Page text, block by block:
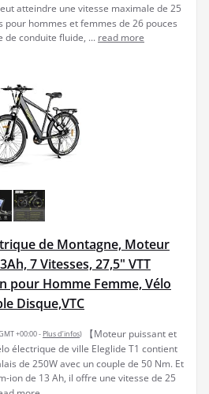
atteindre une vitesse maximale de 25
pour hommes et femmes de 26 pouces
de conduite fluide, ... read more
de Montagne, Moteur
7 Vitesses, 27,5" VTT
pour Homme Femme, Vélo
Disque,VTC
+00:00 - Plus d’infos)
【Moteur puissant et
électrique de ville Eleglide T1 contient
de 250W avec un couple de 50 Nm. Et
ion de 13 Ah, il offre une vitesse de 25